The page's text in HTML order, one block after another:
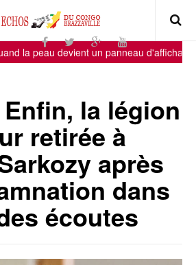
la peau devient un panneau
la légion
retirée à
après
dans
écoutes